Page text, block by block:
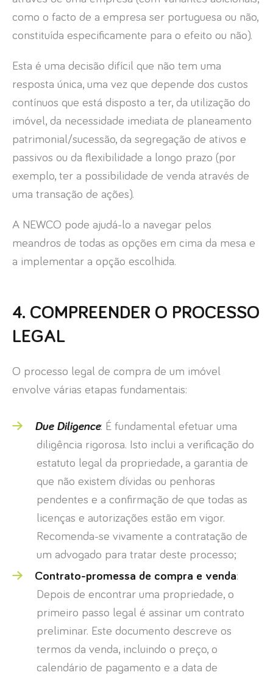
como o facto de a empresa ser portuguesa ou não,
constituída especificamente para o efeito ou não).
Esta é uma decisão difícil que não tem uma
resposta única, uma vez que depende dos custos
contínuos que está disposto a ter, da utilização do
imóvel, da necessidade imediata de planeamento
patrimonial/sucessão, da segregação de ativos e
passivos ou da flexibilidade a longo prazo (por
exemplo, ter a possibilidade de venda através de
uma transação de ações).
A NEWCO pode ajudá-lo a navegar pelos
meandros de todas as opções em cima da mesa e
a implementar a opção escolhida.
4. COMPREENDER O PROCESSO
LEGAL
O processo legal de compra de um imóvel
envolve várias etapas fundamentais:
Due Diligence: É fundamental efetuar uma
diligência rigorosa. Isto inclui a verificação do
estatuto legal da propriedade, a garantia de
que não existem dívidas ou penhoras
pendentes e a confirmação de que todas as
licenças e autorizações estão em vigor.
Recomenda-se vivamente a contratação de
um advogado para tratar deste processo;
Contrato-promessa de compra e venda:
Depois de encontrar uma propriedade, o
primeiro passo legal é assinar um contrato
preliminar. Este documento descreve os
termos da venda, incluindo o preço, o
calendário de pagamento e a data de